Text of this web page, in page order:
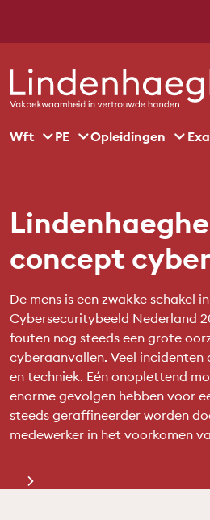
Wft PE Opleidingen
concept
De mens is een zwakke schakel
Cybersecuritybeeld Nederland
fouten nog steeds een grote
cyberaanvallen. Veel
en techniek. Eén onoplettend
enorme gevolgen hebben voor
steeds geraffineerder worden
medewerker in het voorkomen